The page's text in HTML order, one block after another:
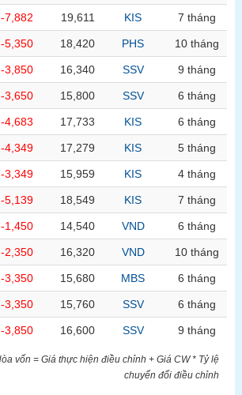
-7,882 19,611 KIS 7 tháng
-5,350 18,420 PHS 10 tháng
-3,850 16,340 SSV 9 tháng
-3,650 15,800 SSV 6 tháng
-4,683 17,733 KIS 6 tháng
-4,349 17,279 KIS 5 tháng
-3,349 15,959 KIS 4 tháng
-5,139 18,549 KIS 7 tháng
-1,450 14,540 VND 6 tháng
-2,350 16,320 VND 10 tháng
-3,350 15,680 MBS 6 tháng
-3,350 15,760 SSV 6 tháng
-3,850 16,600 SSV 9 tháng
vốn = Giá thực hiện điều chỉnh + Giá CW * Tỷ lệ
chuyển đổi điều chỉnh
Hợp đồng tương lai Trái phiếu